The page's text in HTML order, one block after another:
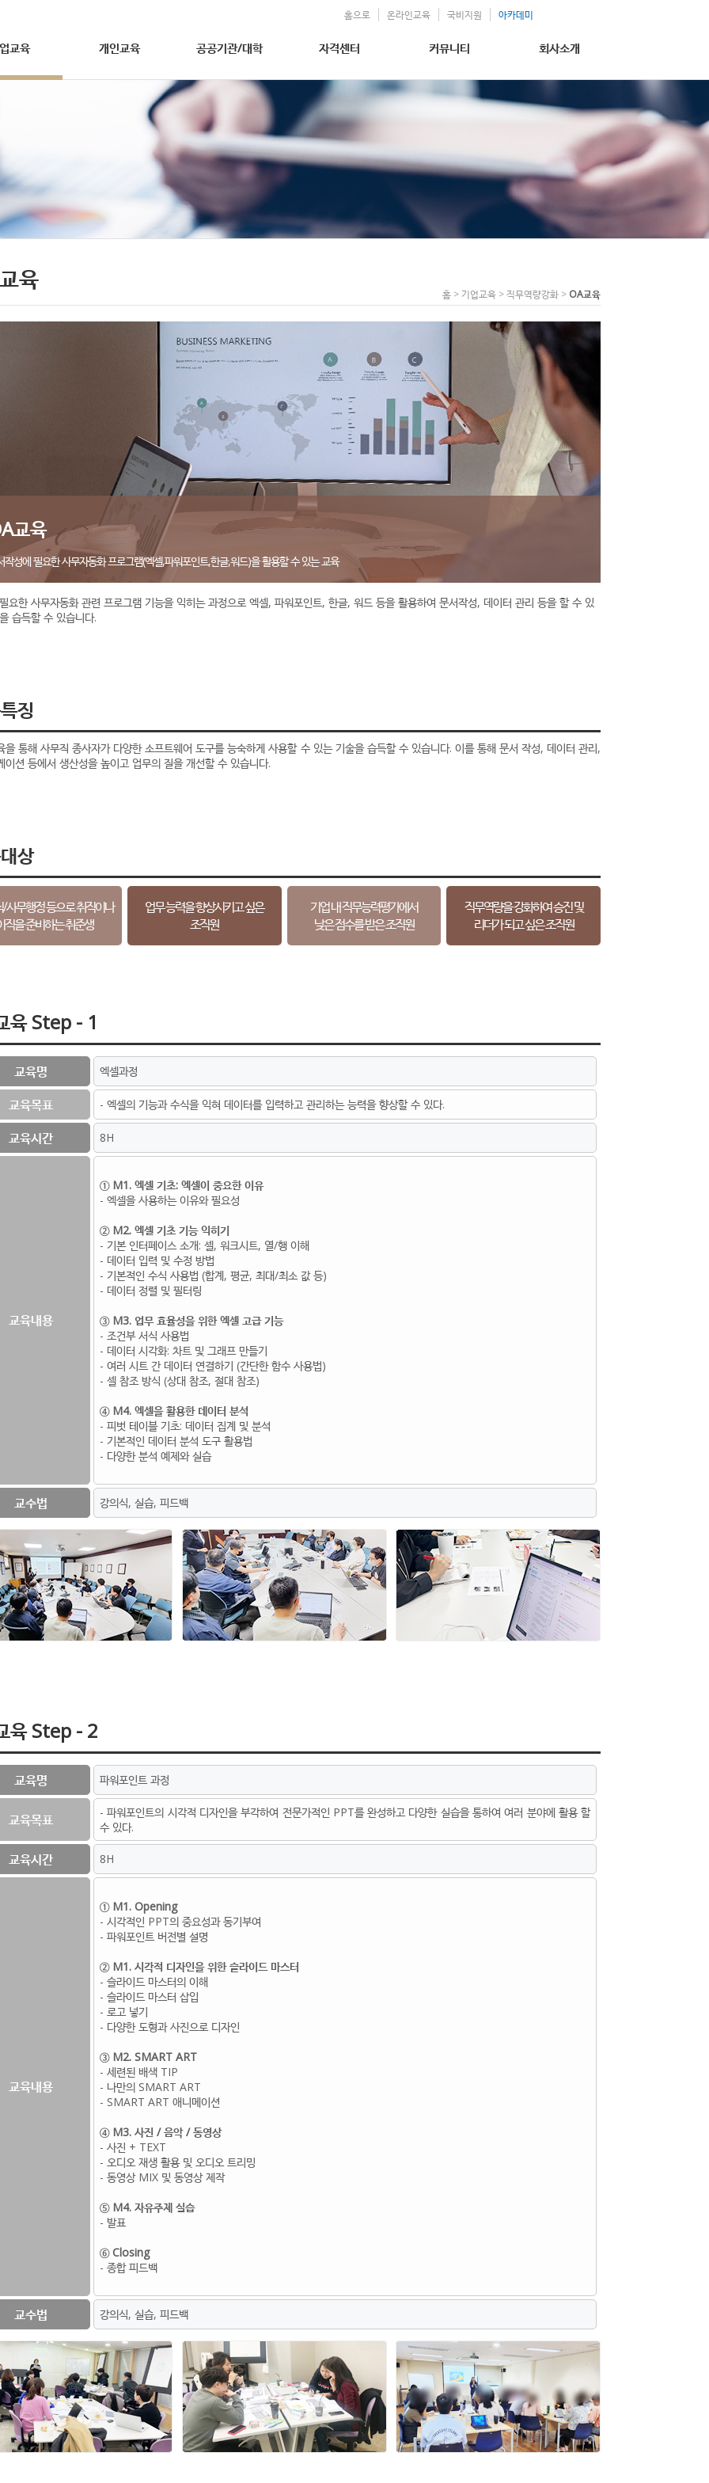
홈으로 온라인교육 국비지원 아카데미
교육 개인교육 공공기관/대학 자격센터 커뮤니티 회사소개
육
홈 > 기업교육 > 직무역량강화 > OA교육
교육
작성에 필요한 사무자동화 프로그램(엑셀,파워포인트,한글,워드)을 활용할 수 있는 교육
요한 사무자동화 관련 프로그램 기능을 익히는 과정으로 엑셀, 파워포인트, 한글, 워드 등을 활용하여 문서작성, 데이터 관리 등을 할 수 있
습득할 수 있습니다.
징
을 통해 사무직 종사자가 다양한 소프트웨어 도구를 능숙하게 사용할 수 있는 기술을 습득할 수 있습니다. 이를 통해 문서 작성, 데이터 관리,
이션 등에서 생산성을 높이고 업무의 질을 개선할 수 있습니다.
상
사무행정 등으로 취직이나
직을 준비하는 취준생
업무 능력을 향상시키고 싶은
조직원
기업 내 직무능력평가에서
낮은 점수를 받은 조직원
직무역량을 강화하여 승진 및
리더가 되고 싶은 조직원
육 Step - 1
교육명 엑셀과정
교육목표 - 엑셀의 기능과 수식을 익혀 데이터를 입력하고 관리하는 능력을 향상할 수 있다.
교육시간 8H
교육내용
① M1. 엑셀 기초: 엑셀이 중요한 이유
- 엑셀을 사용하는 이유와 필요성
② M2. 엑셀 기초 기능 익히기
- 기본 인터페이스 소개: 셀, 워크시트, 열/행 이해
- 데이터 입력 및 수정 방법
- 기본적인 수식 사용법 (합계, 평균, 최대/최소 값 등)
- 데이터 정렬 및 필터링
③ M3. 업무 효율성을 위한 엑셀 고급 기능
- 조건부 서식 사용법
- 데이터 시각화: 차트 및 그래프 만들기
- 여러 시트 간 데이터 연결하기 (간단한 함수 사용법)
- 셀 참조 방식 (상대 참조, 절대 참조)
④ M4. 엑셀을 활용한 데이터 분석
- 피벗 테이블 기초: 데이터 집계 및 분석
- 기본적인 데이터 분석 도구 활용법
- 다양한 분석 예제와 실습
교수법 강의식, 실습, 피드백
육 Step - 2
교육명 파워포인트 과정
교육목표
- 파워포인트의 시각적 디자인을 부각하여 전문가적인 PPT를 완성하고 다양한 실습을 통하여 여러 분야에 활용 할
수 있다.
교육시간 8H
교육내용
① M1. Opening
- 시각적인 PPT의 중요성과 동기부여
- 파워포인트 버전별 설명
② M1. 시각적 디자인을 위한 슬라이드 마스터
- 슬라이드 마스터의 이해
- 슬라이드 마스터 삽입
- 로고 넣기
- 다양한 도형과 사진으로 디자인
③ M2. SMART ART
- 세련된 배색 TIP
- 나만의 SMART ART
- SMART ART 애니메이션
④ M3. 사진 / 음악 / 동영상
- 사진 + TEXT
- 오디오 재생 활용 및 오디오 트리밍
- 동영상 MIX 및 동영상 제작
⑤ M4. 자유주제 실습
- 발표
⑥ Closing
- 종합 피드백
교수법 강의식, 실습, 피드백